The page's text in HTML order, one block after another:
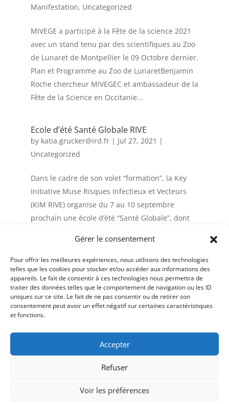
Gérer le consentement
Pour offrir les meilleures expériences, nous utilisons des technologies
telles que les cookies pour stocker et/ou accéder aux informations des
appareils. Le fait de consentir à ces technologies nous permettra de
traiter des données telles que le comportement de navigation ou les ID
uniques sur ce site. Le fait de ne pas consentir ou de retirer son
consentement peut avoir un effet négatif sur certaines caractéristiques
et fonctions.
Accepter
Refuser
Voir les préférences
Manifestation, Uncategorized
MIVEGE a participé à la Fête de la science 2021
avec un stand tenu par des scientifiques au Zoo
de Lunaret de Montpellier le 09 Octobre dernier.
Plan et Programme au Zoo de LunaretBenjamin
Roche chercheur MIVEGEC et ambassadeur de la
Fête de la Science en Occitanie...
Ecole d’été Santé Globale RIVE
by katia.grucker@ird.fr| Jul 27, 2021 |
Uncategorized
Dans le cadre de son volet “formation”, la Key
Initiative Muse Risques Infectieux et Vecteurs
(KIM RIVE) organise du 7 au 10 septembre
prochain une école d’été “Santé Globale”, dont
semaine a pour...
« Older Entries